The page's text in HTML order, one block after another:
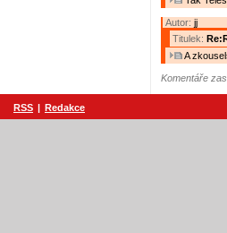
Autor: jj
Titulek:
A
Komentáře
RSS | Redakce